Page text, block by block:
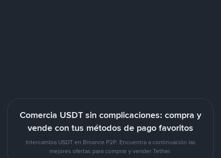
Comercia USDT sin complicaciones: compra y
vende con tus métodos de pago favoritos
Intercambia USDT en Binance P2P. Encuentra a continuación las
mejores ofertas para comprar y vender Tether.